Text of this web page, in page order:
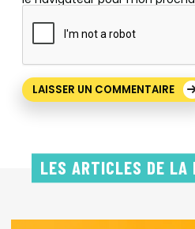
LES ARTICLES DE LA